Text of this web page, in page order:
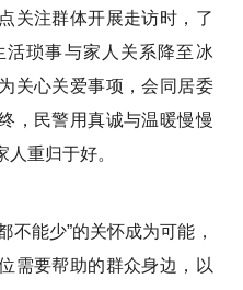
关注群体开展走访时，了
琐事与家人关系降至冰
关心关爱事项，会同居委
，民警用真诚与温暖慢慢
重归于好。
不能少”的关怀成为可能，
需要帮助的群众身边，以